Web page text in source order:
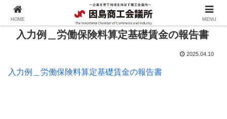
入力例＿労働保険料算定基礎賃金の報告書
2025.04.10
入力例＿労働保険料算定基礎賃金の報告書
HOME MENU